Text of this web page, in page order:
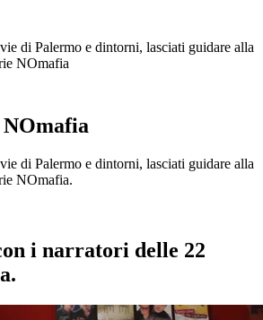
di Palermo e dintorni, lasciati guidare alla
NOmafia
di Palermo e dintorni, lasciati guidare alla
NOmafia.
i narratori delle 22